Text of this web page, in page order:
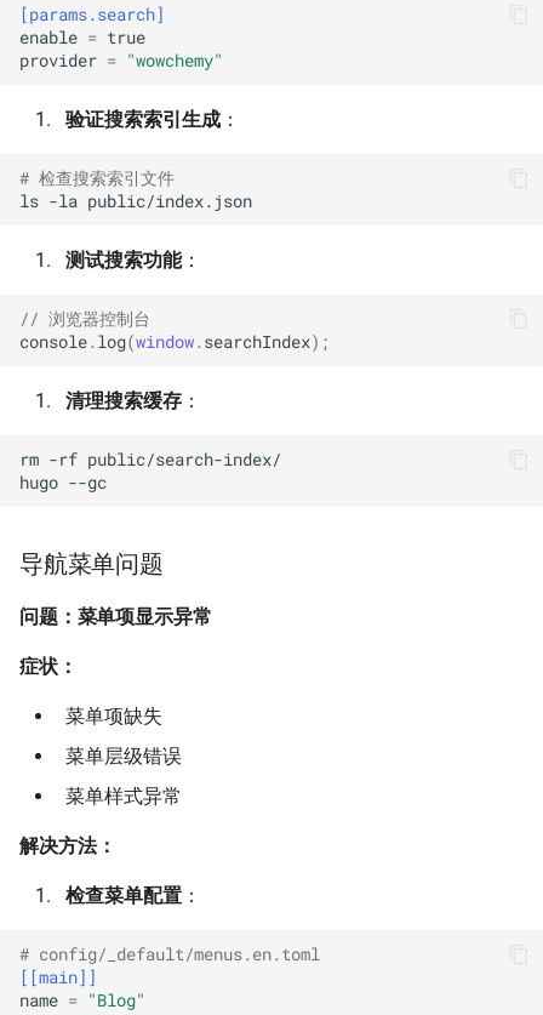
[params.search]
enable = true
provider = "wowchemy"
验证搜索索引生成 ：
# 检查搜索索引文件
ls -la
测试搜索功能：
// 浏览器控制台
console. log(window. searchIndex);
清理搜索缓存 ：
rm -rf public/search-index/
hugo
导航菜单问题
问题：菜单项显示异常
症状：
菜单项缺失
菜单层级错误
菜单样式异常
解决方法：
检查菜单配置 ：
# config/_default/menus.en.toml
[[main]]
name = "Blog"